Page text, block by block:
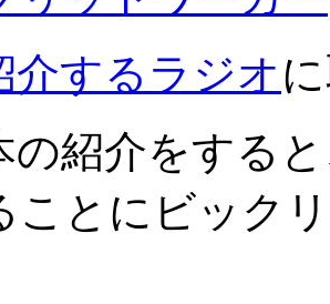
介するラジオ
の紹介をする
ことにビック